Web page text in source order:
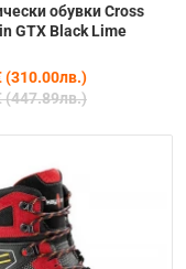
обувки Cross
GTX Black Lime
(310.00лв.)
(447.89лв.)